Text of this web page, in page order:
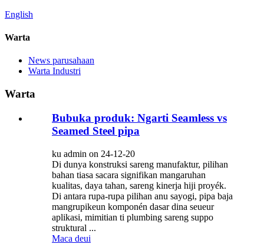
English
Warta
News parusahaan
Warta Industri
Warta
Bubuka produk: Ngarti Seamless vs
Seamed Steel pipa
ku admin on 24-12-20
Di dunya konstruksi sareng manufaktur, pilihan
bahan tiasa sacara signifikan mangaruhan
kualitas, daya tahan, sareng kinerja hiji proyék.
Di antara rupa-rupa pilihan anu sayogi, pipa baja
mangrupikeun komponén dasar dina seueur
aplikasi, mimitian ti plumbing sareng suppo
struktural ...
Maca deui